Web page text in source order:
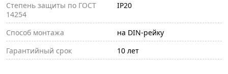
Степень защиты по ГОСТ
14254
IP20
Способ монтажа
на DIN-рейку
Гарантийный срок
10 лет